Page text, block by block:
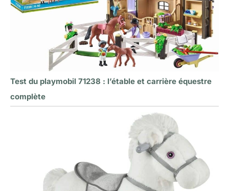
Test du playmobil 71238 : l’étable et carrière équestre
complète